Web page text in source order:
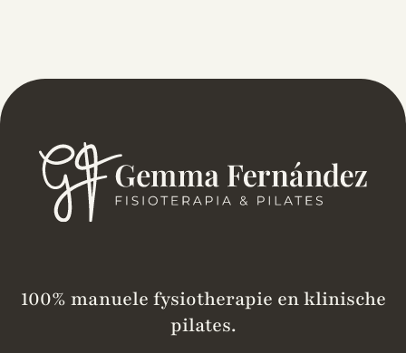
100% manuele fysiotherapie en klinische
pilates.